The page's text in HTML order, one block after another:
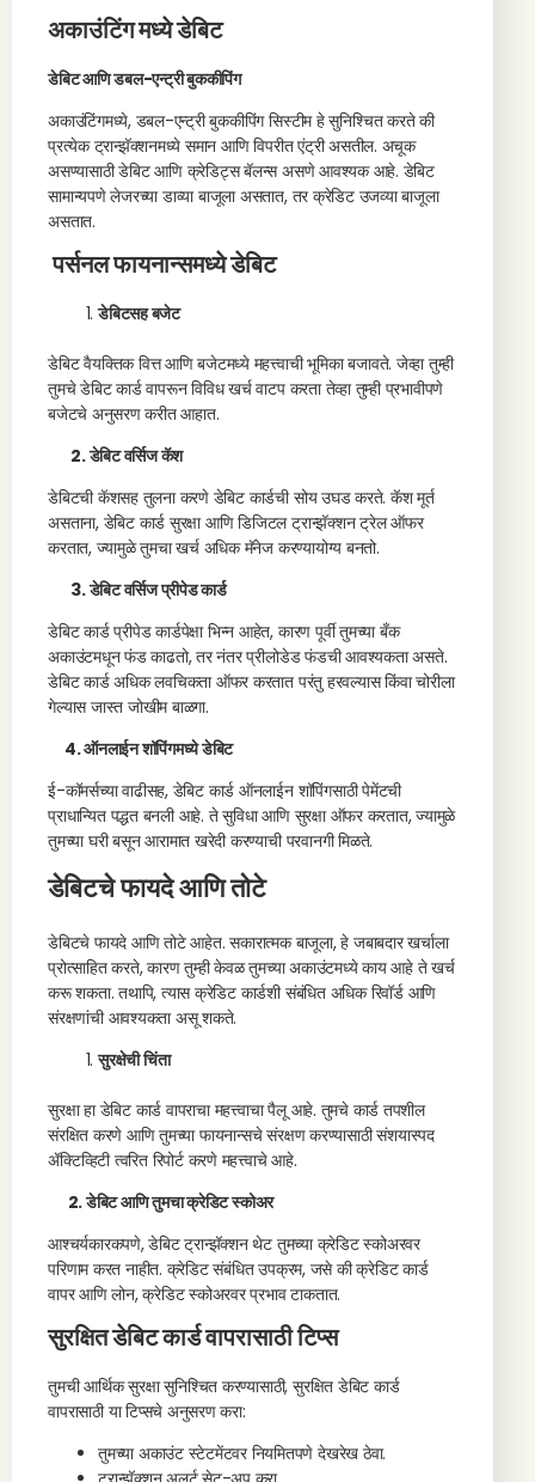
अकाउंटिंग मध्ये डेबिट
डेबिट आणि डबल-एन्ट्री बुककीपिंग
अकाउंटिंगमध्ये, डबल-एन्ट्री बुककीपिंग सिस्टीम हे सुनिश्चित करते की
प्रत्येक ट्रान्झॅक्शनमध्ये समान आणि विपरीत एंट्री असतील. अचूक
असण्यासाठी डेबिट आणि क्रेडिट्स बॅलन्स असणे आवश्यक आहे. डेबिट
सामान्यपणे लेजरच्या डाव्या बाजूला असतात, तर क्रेडिट उजव्या बाजूला
असतात.
पर्सनल फायनान्समध्ये डेबिट
डेबिटसह बजेट
डेबिट वैयक्तिक वित्त आणि बजेटमध्ये महत्त्वाची भूमिका बजावते. जेव्हा तुम्ही
तुमचे डेबिट कार्ड वापरून विविध खर्च वाटप करता तेव्हा तुम्ही प्रभावीपणे
बजेटचे अनुसरण करीत आहात.
2. डेबिट वर्सिज कॅश
डेबिटची कॅशसह तुलना करणे डेबिट कार्डची सोय उघड करते. कॅश मूर्त
असताना, डेबिट कार्ड सुरक्षा आणि डिजिटल ट्रान्झॅक्शन ट्रेल ऑफर
करतात, ज्यामुळे तुमचा खर्च अधिक मॅनेज करण्यायोग्य बनतो.
3. डेबिट वर्सिज प्रीपेड कार्ड
डेबिट कार्ड प्रीपेड कार्डपेक्षा भिन्न आहेत, कारण पूर्वी तुमच्या बँक
अकाउंटमधून फंड काढतो, तर नंतर प्रीलोडेड फंडची आवश्यकता असते.
डेबिट कार्ड अधिक लवचिकता ऑफर करतात परंतु हरवल्यास किंवा चोरीला
गेल्यास जास्त जोखीम बाळगा.
4. ऑनलाईन शॉपिंगमध्ये डेबिट
ई-कॉमर्सच्या वाढीसह, डेबिट कार्ड ऑनलाईन शॉपिंगसाठी पेमेंटची
प्राधान्यित पद्धत बनली आहे. ते सुविधा आणि सुरक्षा ऑफर करतात, ज्यामुळे
तुमच्या घरी बसून आरामात खरेदी करण्याची परवानगी मिळते.
डेबिटचे फायदे आणि तोटे
डेबिटचे फायदे आणि तोटे आहेत. सकारात्मक बाजूला, हे जबाबदार खर्चाला
प्रोत्साहित करते, कारण तुम्ही केवळ तुमच्या अकाउंटमध्ये काय आहे ते खर्च
करू शकता. तथापि, त्यास क्रेडिट कार्डशी संबंधित अधिक रिवॉर्ड आणि
संरक्षणांची आवश्यकता असू शकते.
सुरक्षेची चिंता
सुरक्षा हा डेबिट कार्ड वापराचा महत्त्वाचा पैलू आहे. तुमचे कार्ड तपशील
संरक्षित करणे आणि तुमच्या फायनान्सचे संरक्षण करण्यासाठी संशयास्पद
ॲक्टिव्हिटी त्वरित रिपोर्ट करणे महत्त्वाचे आहे.
2. डेबिट आणि तुमचा क्रेडिट स्कोअर
आश्चर्यकारकपणे, डेबिट ट्रान्झॅक्शन थेट तुमच्या क्रेडिट स्कोअरवर
परिणाम करत नाहीत. क्रेडिट संबंधित उपक्रम, जसे की क्रेडिट कार्ड
वापर आणि लोन, क्रेडिट स्कोअरवर प्रभाव टाकतात.
सुरक्षित डेबिट कार्ड वापरासाठी टिप्स
तुमची आर्थिक सुरक्षा सुनिश्चित करण्यासाठी, सुरक्षित डेबिट कार्ड
वापरासाठी या टिप्सचे अनुसरण करा:
तुमच्या अकाउंट स्टेटमेंटवर नियमितपणे देखरेख ठेवा.